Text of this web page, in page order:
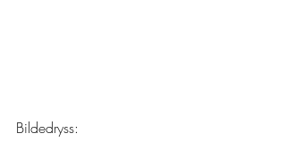
Bildedryss: